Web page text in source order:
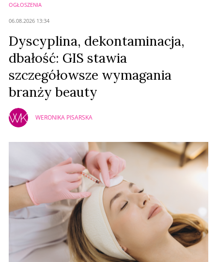
OGŁOSZENIA
06.08.2026 13:34
Dyscyplina, dekontaminacja,
dbałość: GIS stawia
szczegółowsze wymagania
branży beauty
WERONIKA PISARSKA